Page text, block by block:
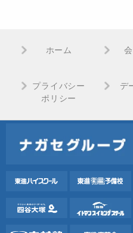
ホーム
プライバシー
ポリシー
デ